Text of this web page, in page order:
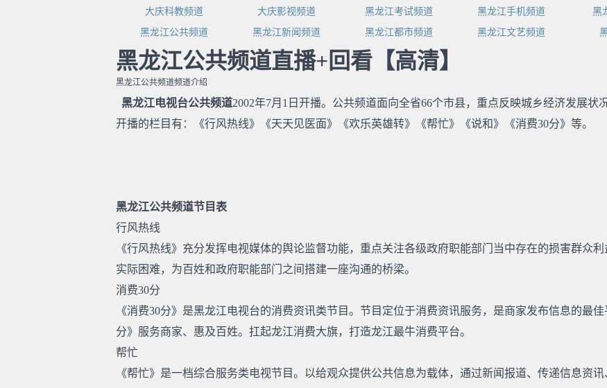
大庆科教频道
大庆影视频道 黑龙江考试频道 黑龙江手机频道 黑
黑龙江公共频道
黑龙江新闻频道 黑龙江都市频道 黑龙江文艺频道
黑龙江公共频道直播+回看【高清】
黑龙江公共频道频道介绍
黑龙江电视台公共频道2002年7月1日开播。公共频道面向全省66个市县，重点反映城乡经济发展
开播的栏目有：《行风热线》《天天见医面》《欢乐英雄转》《帮忙》《说和》《消费30分》等。
黑龙江公共频道节目表
行风热线
《行风热线》充分发挥电视媒体的舆论监督功能，重点关注各级政府职能部门当中存在的损害群众
实际困难，为百姓和政府职能部门之间搭建一座沟通的桥梁。
消费30分
《消费30分》是黑龙江电视台的消费资讯类节目。节目定位于消费资讯服务，是商家发布信息的最
分》服务商家、惠及百姓。扛起龙江消费大旗，打造龙江最牛消费平台。
帮忙
《帮忙》是一档综合服务类电视节目。以给观众提供公共信息为载体，通过新闻报道、传递信息资